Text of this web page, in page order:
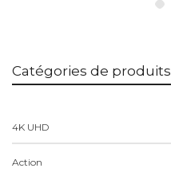
Catégories de produits
4K UHD
Action